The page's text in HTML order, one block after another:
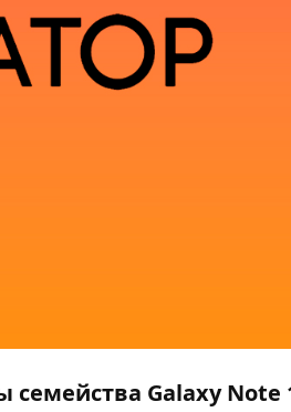
семейства Galaxy Note